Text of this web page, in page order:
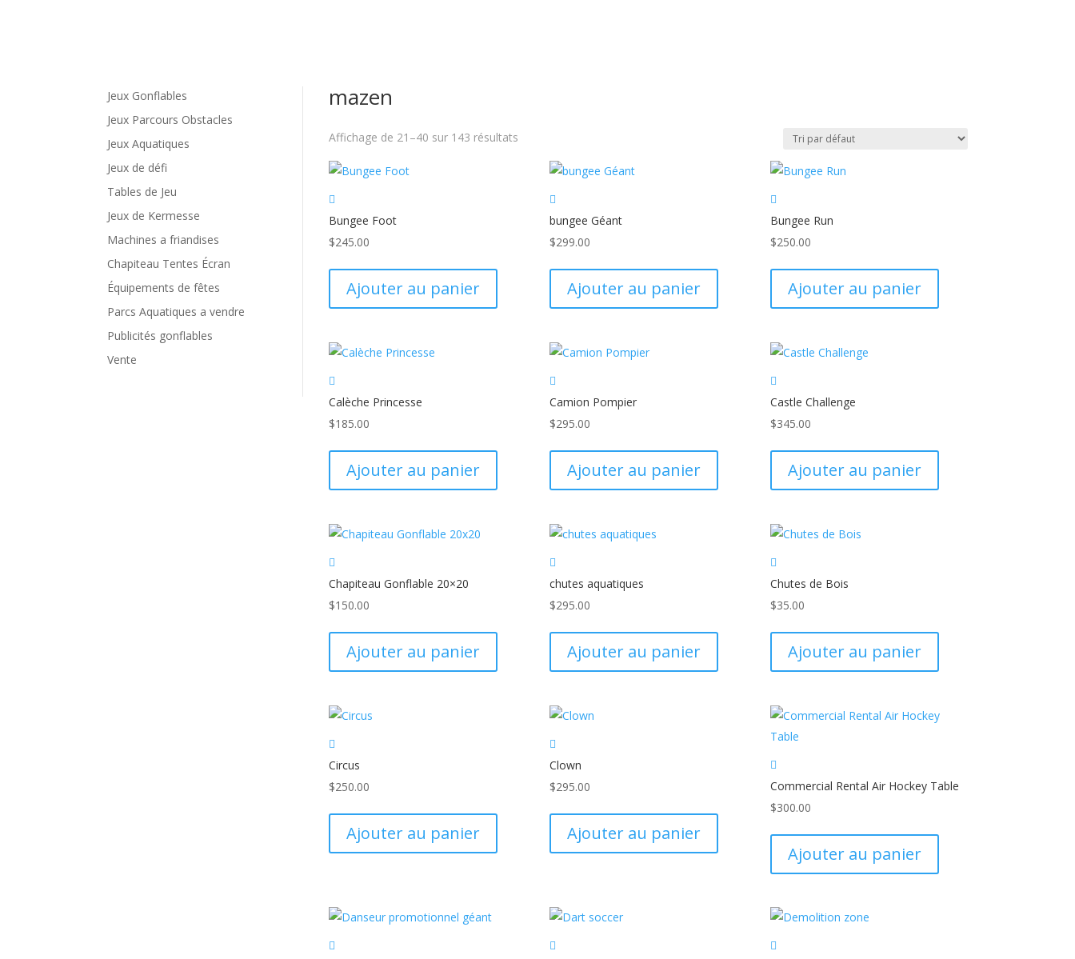
Jeux Gonflables
Jeux Parcours Obstacles
Jeux Aquatiques
Jeux de défi
Tables de Jeu
Jeux de Kermesse
Machines a friandises
Chapiteau Tentes Écran
Équipements de fêtes
Parcs Aquatiques a vendre
Publicités gonflables
Vente
mazen
Affichage de 21–40 sur 143 résultats
Bungee Foot
$245.00
Ajouter au panier
bungee Géant
$299.00
Ajouter au panier
Bungee Run
$250.00
Ajouter au panier
Calèche Princesse
$185.00
Ajouter au panier
Camion Pompier
$295.00
Ajouter au panier
Castle Challenge
$345.00
Ajouter au panier
Chapiteau Gonflable 20×20
$150.00
Ajouter au panier
chutes aquatiques
$295.00
Ajouter au panier
Chutes de Bois
$35.00
Ajouter au panier
Circus
$250.00
Ajouter au panier
Clown
$295.00
Ajouter au panier
Commercial Rental Air Hockey Table
$300.00
Ajouter au panier